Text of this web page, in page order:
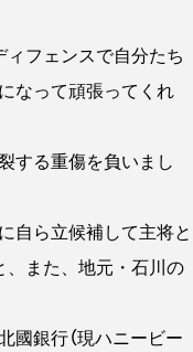
ィフェンスで自分たち
なって頑張ってくれ
する重傷を負いまし
自ら立候補して主将と
、また、地元・石川の
銀行（現ハニービー